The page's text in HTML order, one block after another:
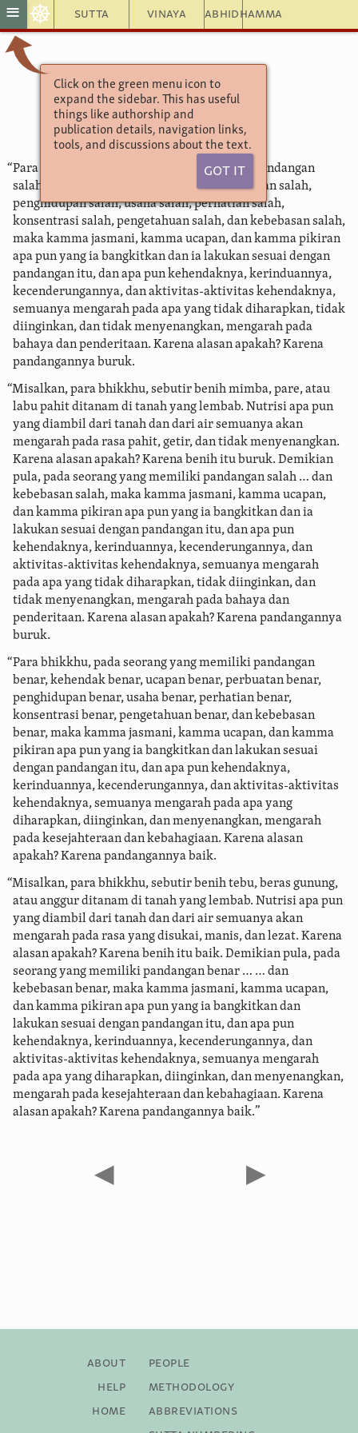
Sutta Vinaya Abhidhamma
≡ ☸
Click on the green menu icon to
expand the sidebar. This has useful
things like authorship and
publication details, navigation links,
tools, and discussions about the text.
Got It
Aṅguttara Nikāya
10.104. Benih
“Para bhikkhu, pada seorang yang memiliki pandangan
salah, kehendak salah, ucapan salah, perbuatan salah,
penghidupan salah, usaha salah, perhatian salah,
konsentrasi salah, pengetahuan salah, dan kebebasan salah,
maka kamma jasmani, kamma ucapan, dan kamma pikiran
apa pun yang ia bangkitkan dan ia lakukan sesuai dengan
pandangan itu, dan apa pun kehendaknya, kerinduannya,
kecenderungannya, dan aktivitas-aktivitas kehendaknya,
semuanya mengarah pada apa yang tidak diharapkan, tidak
diinginkan, dan tidak menyenangkan, mengarah pada
bahaya dan penderitaan. Karena alasan apakah? Karena
pandangannya buruk.
“Misalkan, para bhikkhu, sebutir benih mimba, pare, atau
labu pahit ditanam di tanah yang lembab. Nutrisi apa pun
yang diambil dari tanah dan dari air semuanya akan
mengarah pada rasa pahit, getir, dan tidak menyenangkan.
Karena alasan apakah? Karena benih itu buruk. Demikian
pula, pada seorang yang memiliki pandangan salah … dan
kebebasan salah, maka kamma jasmani, kamma ucapan,
dan kamma pikiran apa pun yang ia bangkitkan dan ia
lakukan sesuai dengan pandangan itu, dan apa pun
kehendaknya, kerinduannya, kecenderungannya, dan
aktivitas-aktivitas kehendaknya, semuanya mengarah
pada apa yang tidak diharapkan, tidak diinginkan, dan
tidak menyenangkan, mengarah pada bahaya dan
penderitaan. Karena alasan apakah? Karena pandangannya
buruk.
“Para bhikkhu, pada seorang yang memiliki pandangan
benar, kehendak benar, ucapan benar, perbuatan benar,
penghidupan benar, usaha benar, perhatian benar,
konsentrasi benar, pengetahuan benar, dan kebebasan
benar, maka kamma jasmani, kamma ucapan, dan kamma
pikiran apa pun yang ia bangkitkan dan lakukan sesuai
dengan pandangan itu, dan apa pun kehendaknya,
kerinduannya, kecenderungannya, dan aktivitas-aktivitas
kehendaknya, semuanya mengarah pada apa yang
diharapkan, diinginkan, dan menyenangkan, mengarah
pada kesejahteraan dan kebahagiaan. Karena alasan
apakah? Karena pandangannya baik.
“Misalkan, para bhikkhu, sebutir benih tebu, beras gunung,
atau anggur ditanam di tanah yang lembab. Nutrisi apa pun
yang diambil dari tanah dan dari air semuanya akan
mengarah pada rasa yang disukai, manis, dan lezat. Karena
alasan apakah? Karena benih itu baik. Demikian pula, pada
seorang yang memiliki pandangan benar … … dan
kebebasan benar, maka kamma jasmani, kamma ucapan,
dan kamma pikiran apa pun yang ia bangkitkan dan
lakukan sesuai dengan pandangan itu, dan apa pun
kehendaknya, kerinduannya, kecenderungannya, dan
aktivitas-aktivitas kehendaknya, semuanya mengarah
pada apa yang diharapkan, diinginkan, dan menyenangkan,
mengarah pada kesejahteraan dan kebahagiaan. Karena
alasan apakah? Karena pandangannya baik.”
◀ ▶
About
Help
Home
People
Methodology
Abbreviations